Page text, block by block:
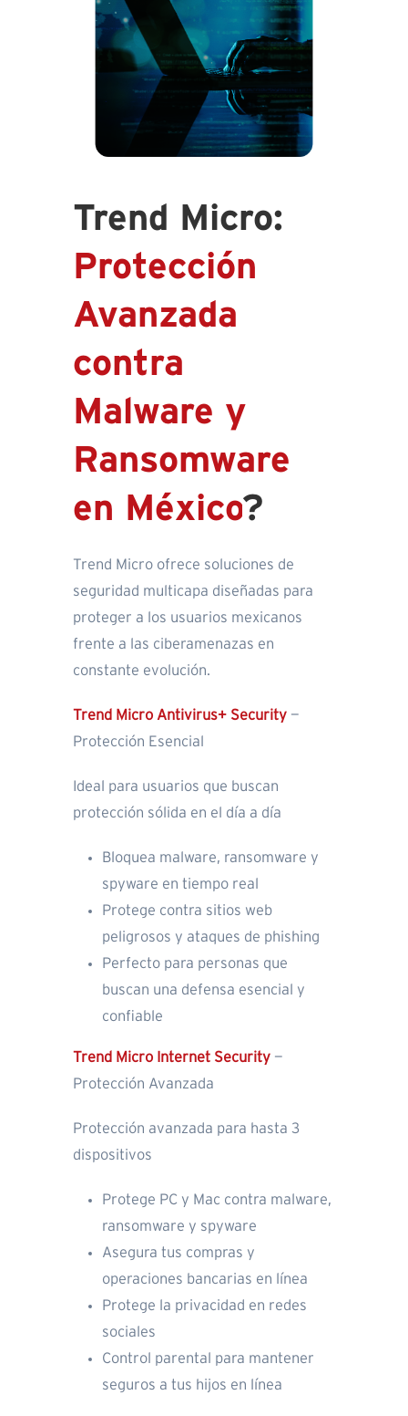
Trend Micro:
Protección
Avanzada
contra
Malware y
Ransomware
en México?
Trend Micro ofrece soluciones de
seguridad multicapa diseñadas para
proteger a los usuarios mexicanos
frente a las ciberamenazas en
constante evolución.
Trend Micro Antivirus+ Security —
Protección Esencial
Ideal para usuarios que buscan
protección sólida en el día a día
Bloquea malware, ransomware y
spyware en tiempo real
Protege contra sitios web
peligrosos y ataques de phishing
Perfecto para personas que
buscan una defensa esencial y
confiable
Trend Micro Internet Security —
Protección Avanzada
Protección avanzada para hasta 3
dispositivos
Protege PC y Mac contra malware,
ransomware y spyware
Asegura tus compras y
operaciones bancarias en línea
Protege la privacidad en redes
sociales
Control parental para mantener
seguros a tus hijos en línea